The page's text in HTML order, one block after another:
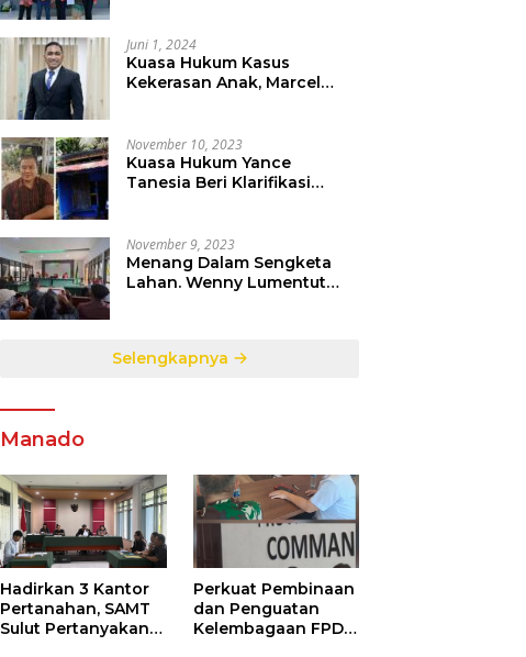
Juni 1, 2024
Kuasa Hukum Kasus
Kekerasan Anak, Marcel
Ditindak Sesuai Hukum
Berlaku
November 10, 2023
Kuasa Hukum Yance
Tanesia Beri Klarifikasi
November 9, 2023
Menang Dalam Sengketa
Lahan. Wenny Lumentut
Selengkapnya
Manado
Hadirkan 3 Kantor
Pertanahan, SAMT
Sulut Pertanyakan
Perkuat Pembinaan
dan Penguatan
Kelembagaan FPDR